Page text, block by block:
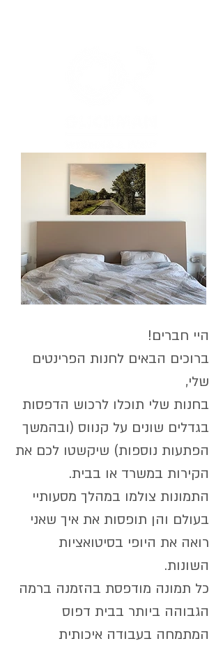
היי חברים!
ברוכים הבאים לחנות הפרינטים
שלי,
בחנות שלי תוכלו לרכוש הדפסות
בגדלים שונים על קנווס (ובהמשך
הפתעות נוספות) שיקשטו לכם את
הקירות במשרד או בבית.
התמונות צולמו במהלך מסעותיי
בעולם והן תופסות את איך שאני
רואה את היופי בסיטואציות
השונות.
כל תמונה מודפסת בהזמנה ברמה
הגבוהה ביותר בבית דפוס
המתמחה בעבודה איכותית